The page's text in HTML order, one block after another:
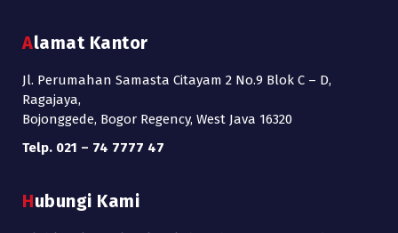
Alamat Kantor
Jl. Perumahan Samasta Citayam 2 No.9 Blok C – D,
Ragajaya,
Bojonggede, Bogor Regency, West Java 16320
Telp. 021 – 74 7777 47
Hubungi Kami